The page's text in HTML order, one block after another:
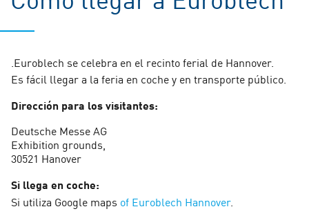
.Euroblech se celebra en el recinto ferial de Hannover.
Es fácil llegar a la feria en coche y en transporte público.
Dirección para los visitantes:
Deutsche Messe AG
Exhibition grounds,
30521 Hanover
Si llega en coche:
Si utiliza Google maps of Euroblech Hannover.